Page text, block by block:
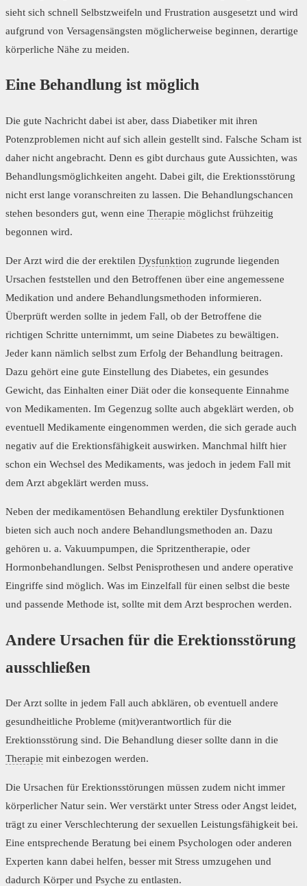
sieht sich schnell Selbstzweifeln und Frustration ausgesetzt und wird
aufgrund von Versagensängsten möglicherweise beginnen, derartige
körperliche Nähe zu meiden.
Eine Behandlung ist möglich
Die gute Nachricht dabei ist aber, dass Diabetiker mit ihren
Potenzproblemen nicht auf sich allein gestellt sind. Falsche Scham ist
daher nicht angebracht. Denn es gibt durchaus gute Aussichten, was
Behandlungsmöglichkeiten angeht. Dabei gilt, die Erektionsstörung
nicht erst lange voranschreiten zu lassen. Die Behandlungschancen
stehen besonders gut, wenn eine Therapie möglichst frühzeitig
begonnen wird.
Der Arzt wird die der erektilen Dysfunktion zugrunde liegenden
Ursachen feststellen und den Betroffenen über eine angemessene
Medikation und andere Behandlungsmethoden informieren.
Überprüft werden sollte in jedem Fall, ob der Betroffene die
richtigen Schritte unternimmt, um seine Diabetes zu bewältigen.
Jeder kann nämlich selbst zum Erfolg der Behandlung beitragen.
Dazu gehört eine gute Einstellung des Diabetes, ein gesundes
Gewicht, das Einhalten einer Diät oder die konsequente Einnahme
von Medikamenten. Im Gegenzug sollte auch abgeklärt werden, ob
eventuell Medikamente eingenommen werden, die sich gerade auch
negativ auf die Erektionsfähigkeit auswirken. Manchmal hilft hier
schon ein Wechsel des Medikaments, was jedoch in jedem Fall mit
dem Arzt abgeklärt werden muss.
Neben der medikamentösen Behandlung erektiler Dysfunktionen
bieten sich auch noch andere Behandlungsmethoden an. Dazu
gehören u. a. Vakuumpumpen, die Spritzentherapie, oder
Hormonbehandlungen. Selbst Penisprothesen und andere operative
Eingriffe sind möglich. Was im Einzelfall für einen selbst die beste
und passende Methode ist, sollte mit dem Arzt besprochen werden.
Andere Ursachen für die Erektionsstörung
ausschließen
Der Arzt sollte in jedem Fall auch abklären, ob eventuell andere
gesundheitliche Probleme (mit)verantwortlich für die
Erektionsstörung sind. Die Behandlung dieser sollte dann in die
Therapie mit einbezogen werden.
Die Ursachen für Erektionsstörungen müssen zudem nicht immer
körperlicher Natur sein. Wer verstärkt unter Stress oder Angst leidet,
trägt zu einer Verschlechterung der sexuellen Leistungsfähigkeit bei.
Eine entsprechende Beratung bei einem Psychologen oder anderen
Experten kann dabei helfen, besser mit Stress umzugehen und
dadurch Körper und Psyche zu entlasten.